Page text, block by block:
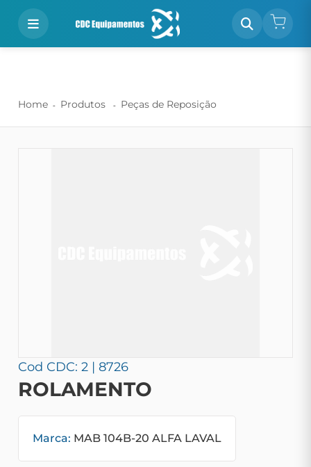
Home Produtos Peças de Reposição
Cod CDC: 2 | 8726
ROLAMENTO
Marca: MAB 104B-20 ALFA LAVAL